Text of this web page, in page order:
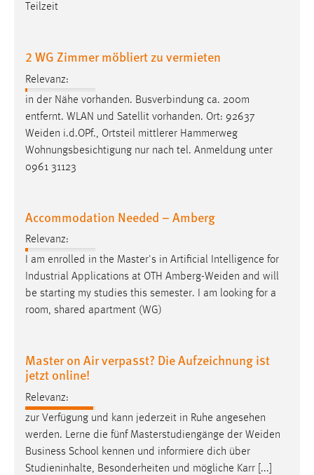
Teilzeit
2 WG Zimmer möbliert zu vermieten
Relevanz:
in der Nähe vorhanden. Busverbindung ca. 200m
entfernt. WLAN und Satellit vorhanden. Ort: 92637
Weiden i.d.OPf., Ortsteil mittlerer Hammerweg
Wohnungsbesichtigung nur nach tel. Anmeldung unter
0961 31123
Accommodation Needed – Amberg
Relevanz:
I am enrolled in the Master's in Artificial Intelligence for
Industrial Applications at OTH Amberg-Weiden and will
be starting my studies this semester. I am looking for a
room, shared apartment (WG)
Master on Air verpasst? Die Aufzeichnung ist
jetzt online!
Relevanz:
zur Verfügung und kann jederzeit in Ruhe angesehen
werden. Lerne die fünf Masterstudiengänge der Weiden
Business School kennen und informiere dich über
Studieninhalte, Besonderheiten und mögliche Karr [...]